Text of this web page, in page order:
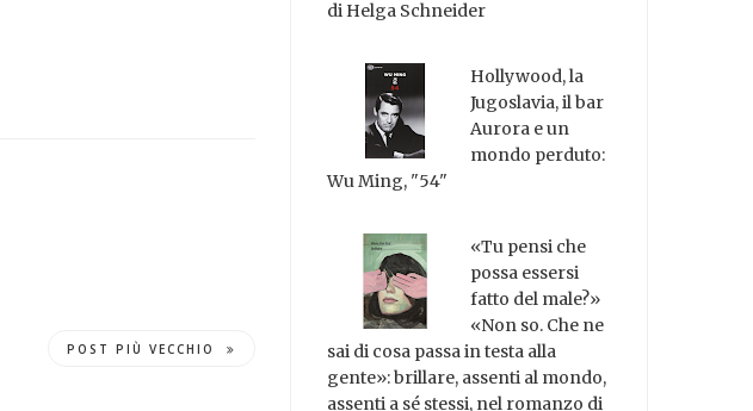
POST PIÙ VECCHIO
di Helga Schneider
Hollywood, la
Jugoslavia, il bar
Aurora e un
mondo perduto:
Wu Ming, "54"
«Tu pensi che
possa essersi
fatto del male?»
«Non so. Che ne
sai di cosa passa in testa alla
gente»: brillare, assenti al mondo,
assenti a sé stessi, nel romanzo di